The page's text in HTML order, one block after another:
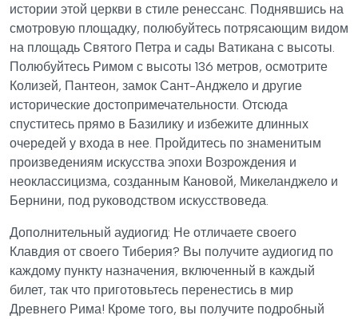
истории этой церкви в стиле ренессанс. Поднявшись на
смотровую площадку, полюбуйтесь потрясающим видом
на площадь Святого Петра и сады Ватикана с высоты.
Полюбуйтесь Римом с высоты 136 метров, осмотрите
Колизей, Пантеон, замок Сант-Анджело и другие
исторические достопримечательности. Отсюда
спуститесь прямо в Базилику и избежите длинных
очередей у входа в нее. Пройдитесь по знаменитым
произведениям искусства эпохи Возрождения и
неоклассицизма, созданным Кановой, Микеланджело и
Бернини, под руководством искусствоведа.
Дополнительный аудиогид: Не отличаете своего
Клавдия от своего Тиберия? Вы получите аудиогид по
каждому пункту назначения, включенный в каждый
билет, так что приготовьтесь перенестись в мир
Древнего Рима! Кроме того, вы получите подробный